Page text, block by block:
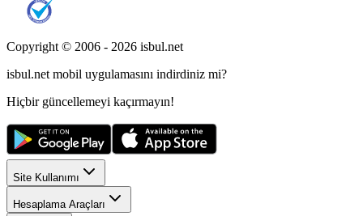
Copyright © 2006 - 2026 isbul.net
isbul.net mobil uygulamasını indirdiniz mi?
Hiçbir güncellemeyi kaçırmayın!
Site Kullanımı
Hesaplama Araçları